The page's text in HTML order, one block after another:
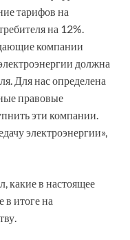
тарифов на
на 12%.
компании
должна
Для нас определена
правовые
эти компании.
электроэнергии»,
какие в настоящее
итоге на